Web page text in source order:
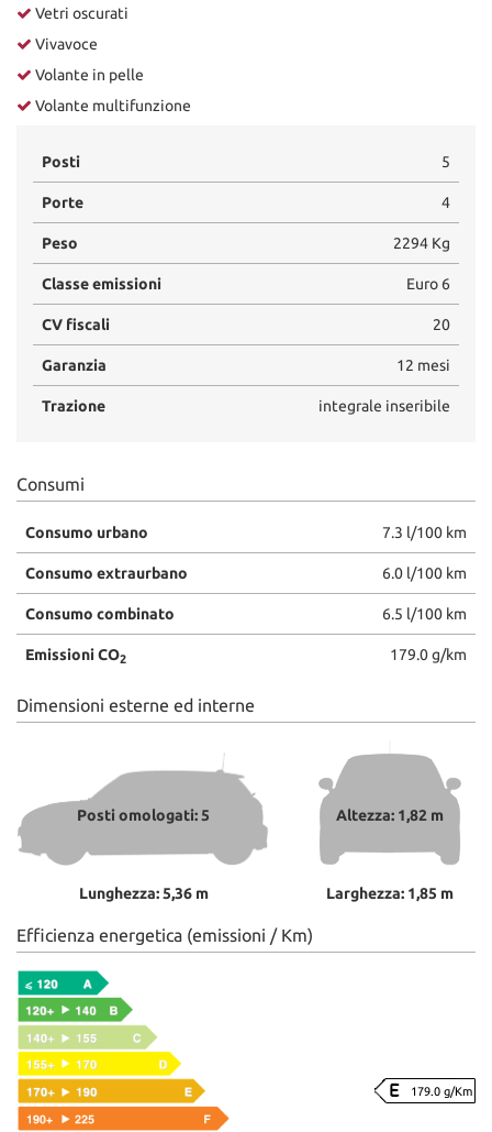
Vetri oscurati
Vivavoce
Volante in pelle
Volante multifunzione
Posti 5
Porte 4
Peso 2294 Kg
Classe emissioni Euro 6
CV fiscali 20
Garanzia 12 mesi
Trazione integrale inseribile
Consumi
Consumo urbano 7.3 l/100 km
Consumo extraurbano 6.0 l/100 km
Consumo combinato 6.5 l/100 km
Emissioni CO2 179.0 g/km
Dimensioni esterne ed interne
Posti omologati: 5
Lunghezza: 5,36 m
Altezza: 1,82 m
Larghezza: 1,85 m
Efficienza energetica (emissioni / Km)
179.0 g/Km